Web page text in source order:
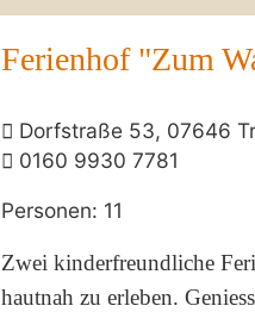
Ferienhof "Zum
Dorfstraße 53, 07646
0160 9930 7781
Personen: 11
Zwei kinderfreundliche
hautnah zu erleben.